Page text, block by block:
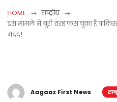
HOME
राष्ट्रीय
इस मामले में बुरी तरह फंस चुका है
मदद!
Aagaaz First News